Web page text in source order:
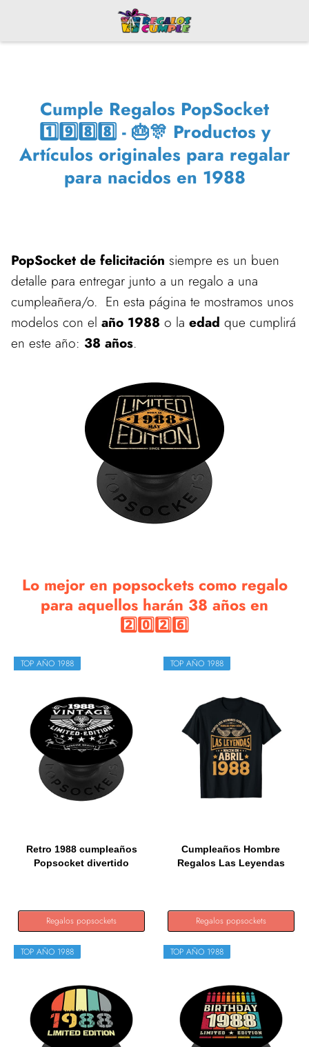
Cumple Regalos PopSocket
1️⃣9️⃣8️⃣8️⃣ - 🎂🎊 Productos y
Artículos originales para regalar
para nacidos en 1988
PopSocket de felicitación siempre es un buen
detalle para entregar junto a un regalo a una
cumpleañera/o. En esta página te mostramos unos
modelos con el año 1988 o la edad que cumplirá
en este año: 38 años.
Lo mejor en popsockets como regalo
para aquellos harán 38 años en
2️⃣0️⃣2️⃣6️⃣
TOP AÑO 1988
Retro 1988 cumpleaños
Popsocket divertido
Regalos popsockets
TOP AÑO 1988
Cumpleaños Hombre
Regalos Las Leyendas
Regalos popsockets
TOP AÑO 1988 TOP AÑO 1988